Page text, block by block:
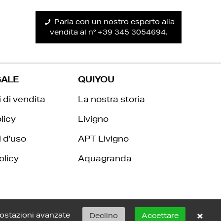
avanzate Declino Accettare ×
Parla con un nostro esperto alla
vendita al n° +39 345 3054694.
di vendita
d'uso
QUIYOU
La nostra storia
Livigno
APT Livigno
Aquagranda